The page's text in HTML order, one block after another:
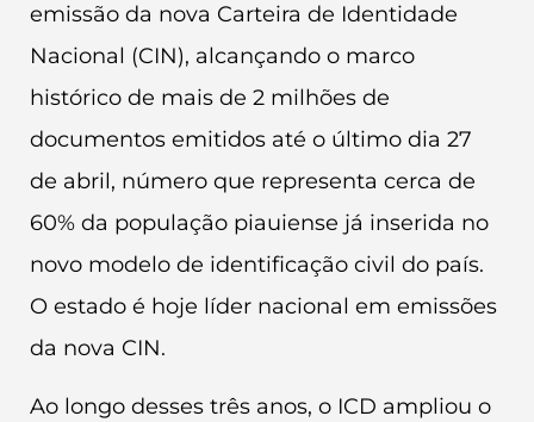
emissão da nova Carteira de Identidade
Nacional (CIN), alcançando o marco
histórico de mais de 2 milhões de
documentos emitidos até o último dia 27
de abril, número que representa cerca de
60% da população piauiense já inserida no
novo modelo de identificação civil do país.
O estado é hoje líder nacional em emissões
da nova CIN.
Ao longo desses três anos, o ICD ampliou o